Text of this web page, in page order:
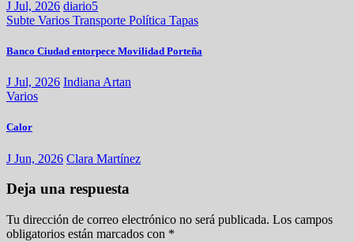
J Jul, 2026 diario5
Subte Varios Transporte Política Tapas
Banco Ciudad entorpece Movilidad Porteña
J Jul, 2026 Indiana Artan
Varios
Calor
J Jun, 2026 Clara Martínez
Deja una respuesta
Tu dirección de correo electrónico no será publicada. Los campos
obligatorios están marcados con *